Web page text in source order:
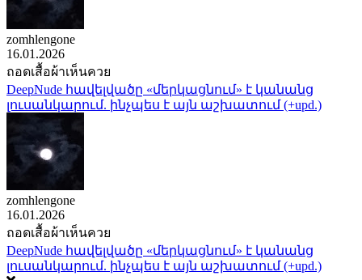
zomhlengone
16.01.2026
ถอดเสื้อผ้าเห็นควย
DeepNude հավելվածը «մերկացնում» է կանանց
լուսանկարում. ինչպես է այն աշխատում (+upd.)
zomhlengone
16.01.2026
ถอดเสื้อผ้าเห็นควย
DeepNude հավելվածը «մերկացնում» է կանանց
լուսանկարում. ինչպես է այն աշխատում (+upd.)